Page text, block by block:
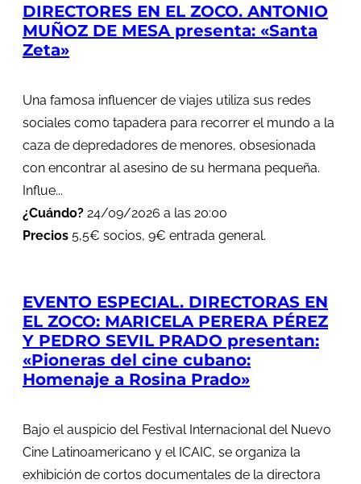
DIRECTORES EN EL ZOCO. ANTONIO
MUÑOZ DE MESA presenta: «Santa
Zeta»
Una famosa influencer de viajes utiliza sus redes
sociales como tapadera para recorrer el mundo a la
caza de depredadores de menores, obsesionada
con encontrar al asesino de su hermana pequeña.
Influe...
¿Cuándo? 24/09/2026 a las 20:00
Precios 5,5€ socios, 9€ entrada general.
EVENTO ESPECIAL. DIRECTORAS EN
EL ZOCO: MARICELA PERERA PÉREZ
Y PEDRO SEVIL PRADO presentan:
«Pioneras del cine cubano:
Homenaje a Rosina Prado»
Bajo el auspicio del Festival Internacional del Nuevo
Cine Latinoamericano y el ICAIC, se organiza la
exhibición de cortos documentales de la directora